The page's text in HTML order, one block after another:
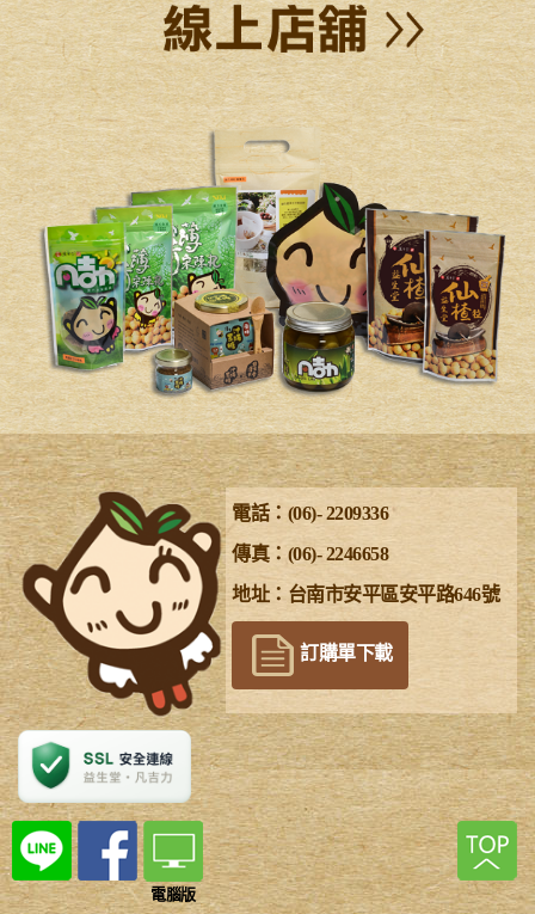
電話：(06)- 2209336
傳真：(06)- 2246658
地址：台南市安平區安平路646號
訂購單下載
電腦版